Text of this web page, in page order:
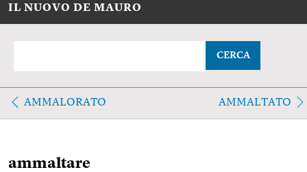
IL NUOVO DE MAURO
CERCA
AMMALORATO AMMALTATO
ammaltare